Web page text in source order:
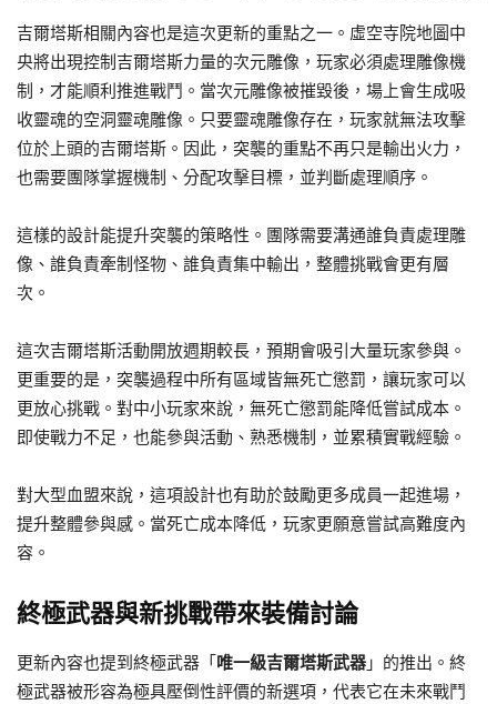
吉爾塔斯相關內容也是這次更新的重點之一。虛空寺院地圖中
央將出現控制吉爾塔斯力量的次元雕像，玩家必須處理雕像機
制，才能順利推進戰鬥。當次元雕像被摧毀後，場上會生成吸
收靈魂的空洞靈魂雕像。只要靈魂雕像存在，玩家就無法攻擊
位於上頭的吉爾塔斯。因此，突襲的重點不再只是輸出火力，
也需要團隊掌握機制、分配攻擊目標，並判斷處理順序。
這樣的設計能提升突襲的策略性。團隊需要溝通誰負責處理雕
像、誰負責牽制怪物、誰負責集中輸出，整體挑戰會更有層
次。
這次吉爾塔斯活動開放週期較長，預期會吸引大量玩家參與。
更重要的是，突襲過程中所有區域皆無死亡懲罰，讓玩家可以
更放心挑戰。對中小玩家來說，無死亡懲罰能降低嘗試成本。
即使戰力不足，也能參與活動、熟悉機制，並累積實戰經驗。
對大型血盟來說，這項設計也有助於鼓勵更多成員一起進場，
提升整體參與感。當死亡成本降低，玩家更願意嘗試高難度內
容。
終極武器與新挑戰帶來裝備討論
更新內容也提到終極武器「 唯一級吉爾塔斯武器 」的推出。終
極武器被形容為極具壓倒性評價的新選項，代表它在未來戰鬥